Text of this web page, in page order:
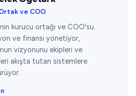
ve COO
kurucu ortağı ve COO'su.
ve finansı yönetiyor,
vizyonunu ekipleri ve
akışta tutan sistemlere